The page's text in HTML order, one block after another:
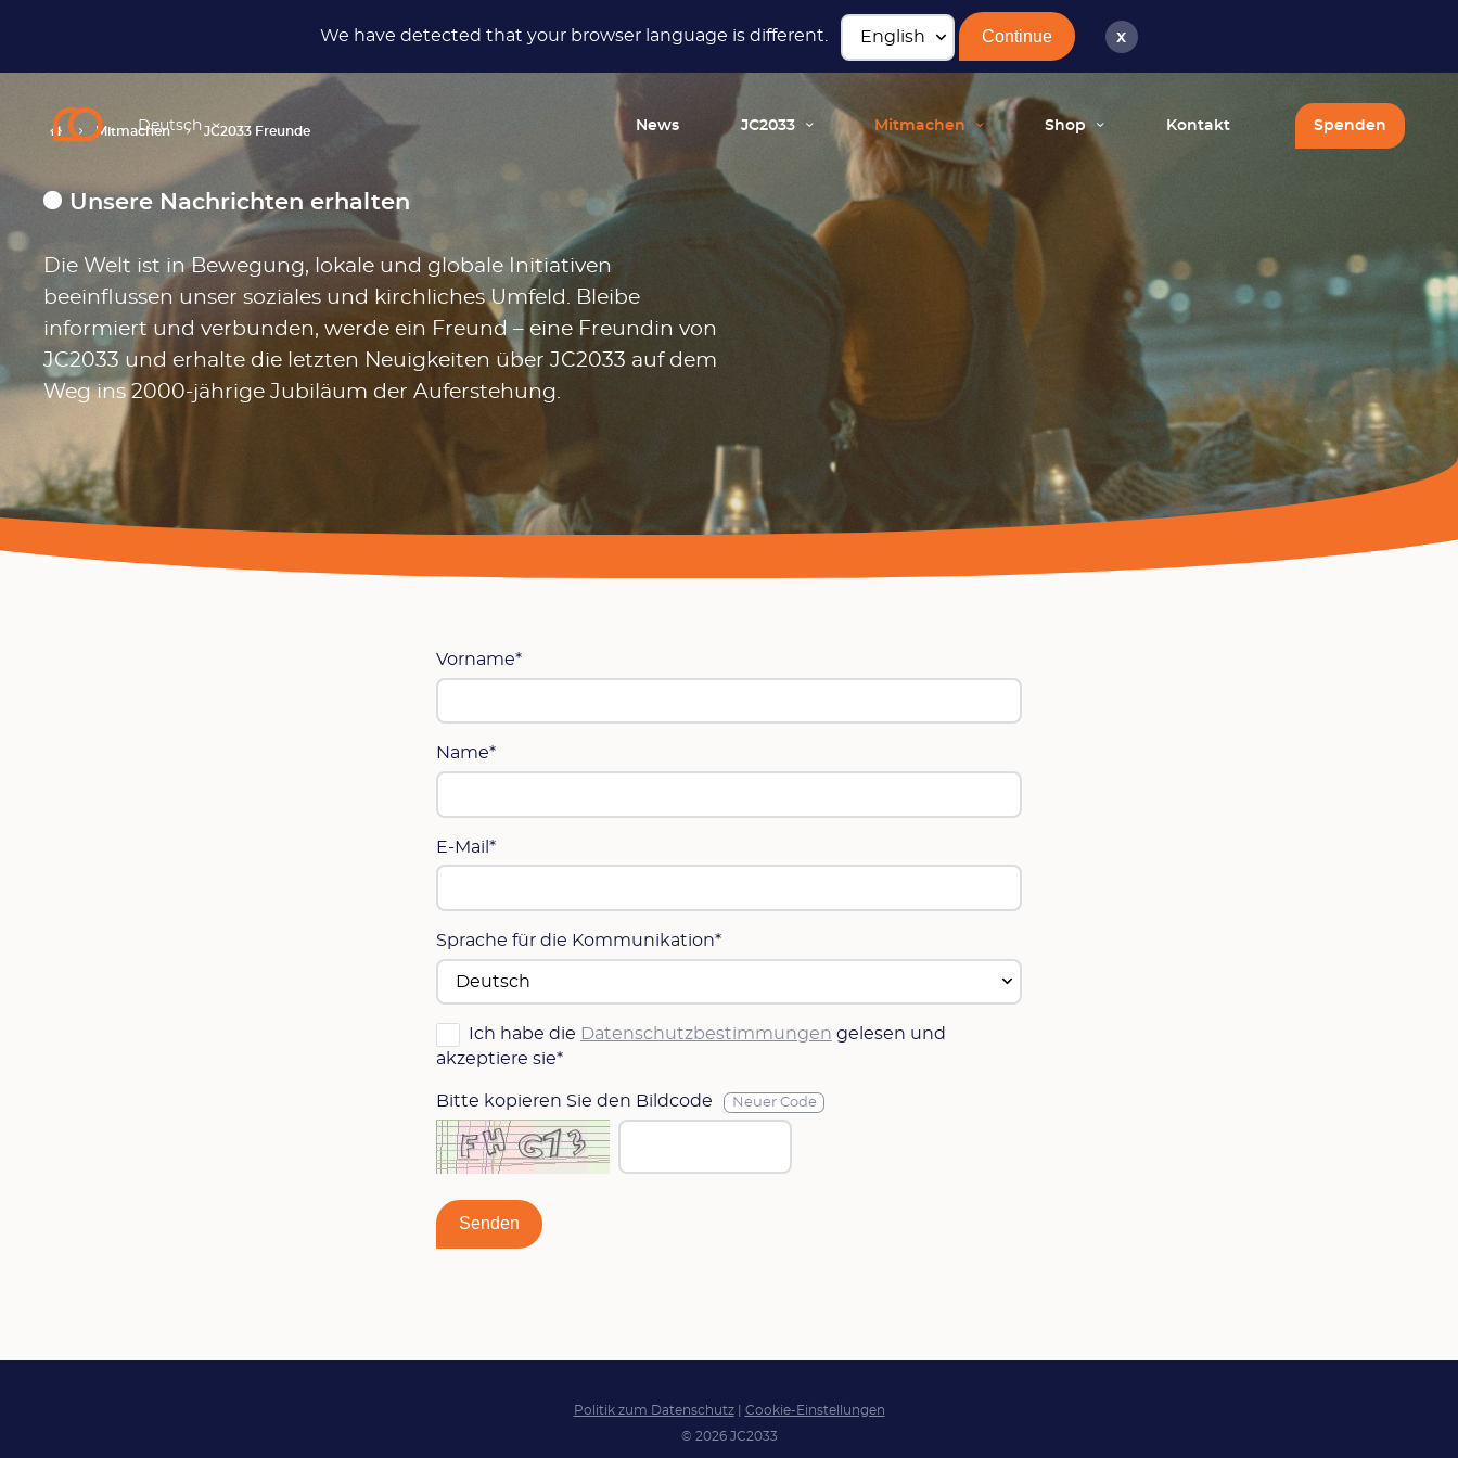
We have detected that your browser language is different. Continue x
Deutsch News JC2033 Mitmachen Shop Kontakt Spenden
Mitmachen JC2033 Freunde
Unsere Nachrichten erhalten
Die Welt ist in Bewegung, lokale und globale Initiativen
beeinflussen unser soziales und kirchliches Umfeld. Bleibe
informiert und verbunden, werde ein Freund – eine Freundin von
JC2033 und erhalte die letzten Neuigkeiten über JC2033 auf dem
Weg ins 2000-jährige Jubiläum der Auferstehung.
Vorname*
Name*
E-Mail*
Sprache für die Kommunikation*
Ich habe die Datenschutzbestimmungen gelesen und
akzeptiere sie*
Bitte kopieren Sie den Bildcode Neuer Code
Senden
Politik zum Datenschutz| Cookie-Einstellungen
© 2026 JC2033